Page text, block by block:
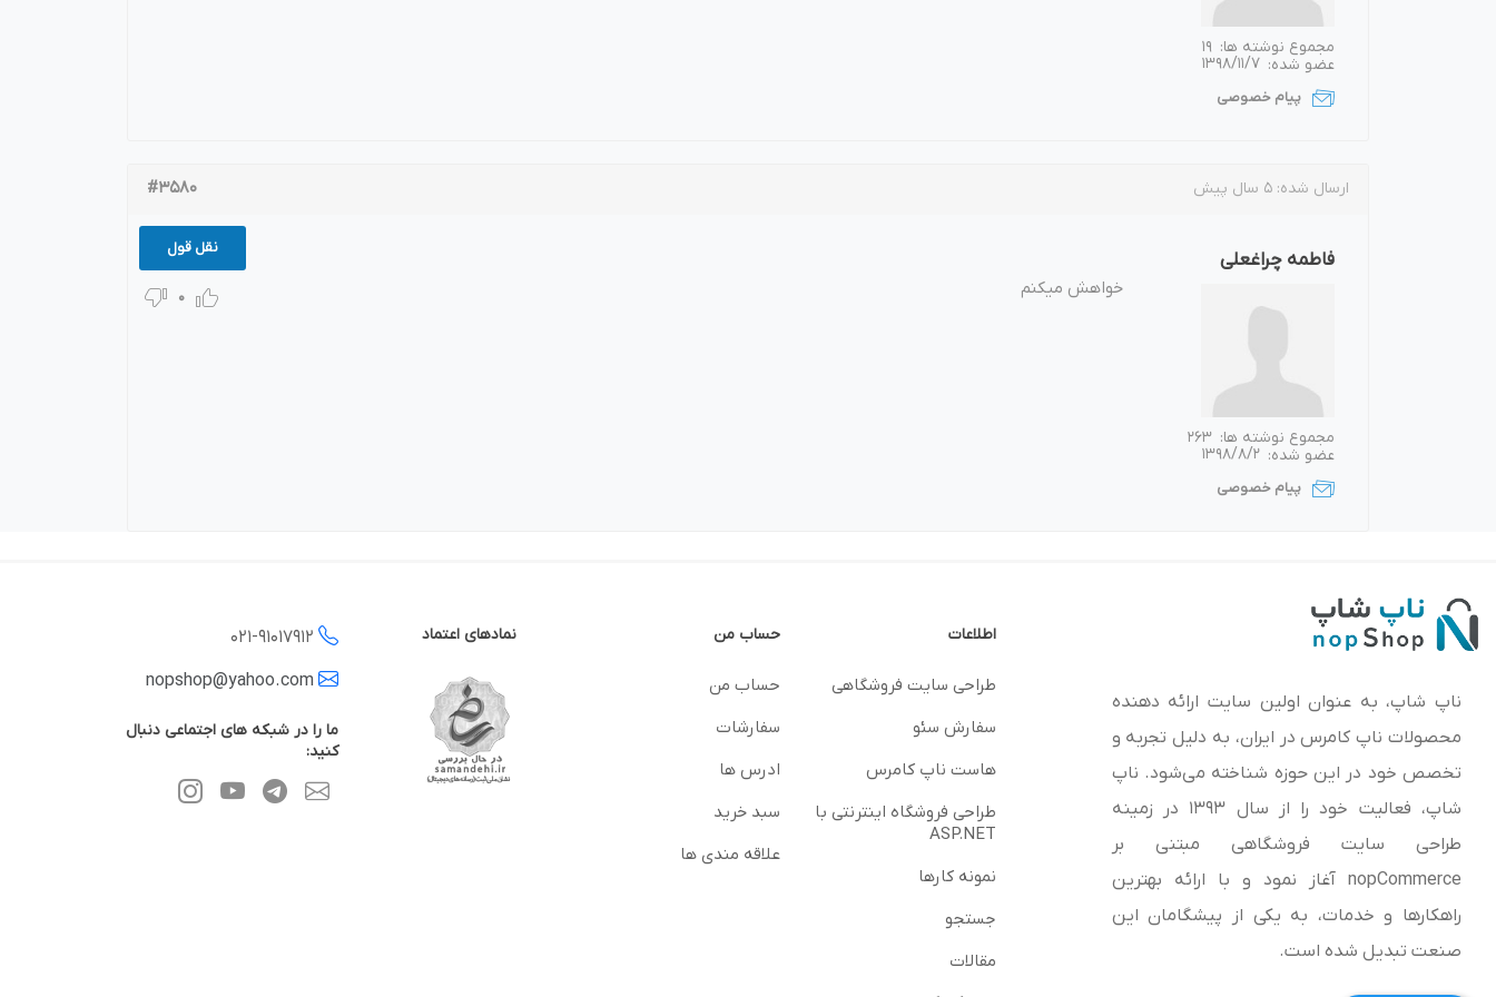
مجموع نوشته ها: 19
عضو شده: 1398/11/7
پیام خصوصی
ارسال شده: 5 سال پیش #3580
فاطمه چراغعلی
مجموع نوشته ها: 263
عضو شده: 1398/8/2
پیام خصوصی
خواهش میکنم
نقل قول
0
ناپ شاپ، به عنوان اولین سایت ارائه‌ دهنده
محصولات ناپ کامرس در ایران، به دلیل تجربه و
تخصص خود در این حوزه شناخته می‌شود. ناپ
شاپ، فعالیت خود را از سال 1393 در زمینه
طراحی سایت فروشگاهی مبتنی بر
nopCommerce آغاز نمود و با ارائه بهترین
راهکارها و خدمات، به یکی از پیشگامان این
صنعت تبدیل شده است.
اطلاعات
طراحی سایت فروشگاهی
سفارش سئو
هاست ناپ کامرس
طراحی فروشگاه اینترنتی با
ASP.NET
نمونه کارها
جستجو
مقالات
حساب من
حساب من
سفارشات
ادرس ها
سبد خرید
علاقه مندی ها
نمادهای اعتماد 021-91017912
ما را در شبکه های اجتماعی دنبال
کنید: